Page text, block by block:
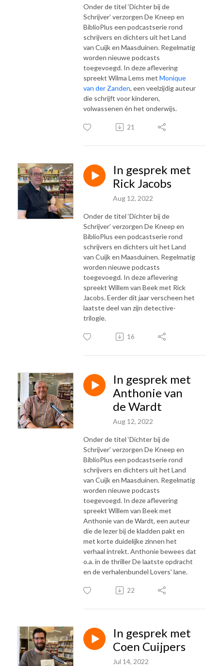
Onder de titel ‘Dichter bij de
Schrijver’ verzorgen De Kneep en
BiblioPlus een podcastserie rond
schrijvers en dichters uit het Land
van Cuijk en Maasduinen. Regelmatig
worden nieuwe podcasts
toegevoegd. In deze aflevering
spreekt Wilma Lems met Monique
van der Zanden, een veelzijdig auteur
die schrijft voor kinderen,
volwassenen én het onderwijs.
21
In gesprek met
Rick Jacobs
Aug 12, 2022
Onder de titel ‘Dichter bij de
Schrijver’ verzorgen De Kneep en
BiblioPlus een podcastserie rond
schrijvers en dichters uit het Land
van Cuijk en Maasduinen. Regelmatig
worden nieuwe podcasts
toegevoegd. In deze aflevering
spreekt Willem van Beek met Rick
Jacobs. Eerder dit jaar verscheen het
laatste deel van zijn detective-
trilogie.
16
In gesprek met
Anthonie van
de Wardt
Aug 12, 2022
Onder de titel ‘Dichter bij de
Schrijver’ verzorgen De Kneep en
BiblioPlus een podcastserie rond
schrijvers en dichters uit het Land
van Cuijk en Maasduinen. Regelmatig
worden nieuwe podcasts
toegevoegd. In deze aflevering
spreekt Willem van Beek met
Anthonie van de Wardt, een auteur
die de lezer bij de kladden pakt en
met korte duidelijke zinnen het
verhaal intrekt. Anthonie bewees dat
o.a. in de thriller De laatste opdracht
en de verhalenbundel Lovers' lane.
22
In gesprek met
Coen Cuijpers
Jul 14, 2022